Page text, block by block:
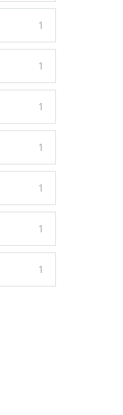
1
1
1
1
1
1
1